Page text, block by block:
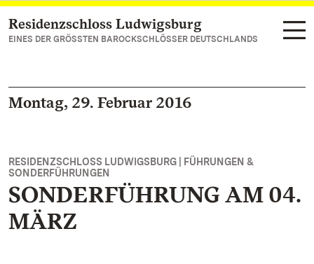
Zum Hauptinhalt springen
Residenzschloss Ludwigsburg
EINES DER GRÖSSTEN BAROCKSCHLÖSSER DEUTSCHLANDS
Montag, 29. Februar 2016
RESIDENZSCHLOSS LUDWIGSBURG | FÜHRUNGEN &
SONDERFÜHRUNGEN
SONDERFÜHRUNG AM 04.
MÄRZ